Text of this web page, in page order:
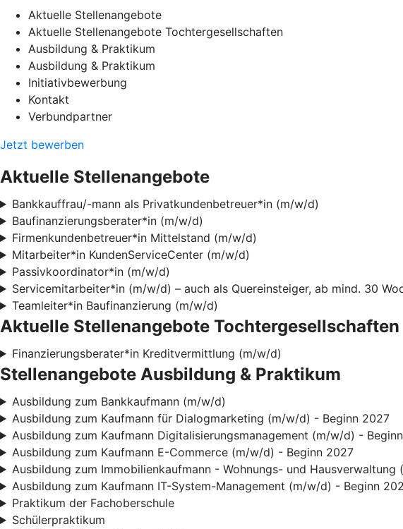
Aktuelle Stellenangebote
Aktuelle Stellenangebote Tochtergesellschaften
Ausbildung & Praktikum
Ausbildung & Praktikum
Initiativbewerbung
Kontakt
Verbundpartner
Jetzt bewerben
Aktuelle Stellenangebote
Bankkauffrau/-mann als Privatkundenbetreuer*in (m/w/d)
Baufinanzierungsberater*in (m/w/d)
Firmenkundenbetreuer*in Mittelstand (m/w/d)
Mitarbeiter*in KundenServiceCenter (m/w/d)
Passivkoordinator*in (m/w/d)
Servicemitarbeiter*in (m/w/d) – auch als Quereinsteiger, ab mind. 30
Teamleiter*in Baufinanzierung (m/w/d)
Aktuelle Stellenangebote Tochtergesellschaften
Finanzierungsberater*in Kreditvermittlung (m/w/d)
Stellenangebote Ausbildung & Praktikum
Ausbildung zum Bankkaufmann (m/w/d)
Ausbildung zum Kaufmann für Dialogmarketing (m/w/d) - Beginn 2027
Ausbildung zum Kaufmann Digitalisierungsmanagement (m/w/d) -
Ausbildung zum Kaufmann E-Commerce (m/w/d) - Beginn 2027
Ausbildung zum Immobilienkaufmann - Wohnungs- und Hausverwaltung
Ausbildung zum Kaufmann IT-System-Management (m/w/d) - Beginn
Praktikum der Fachoberschule
Schülerpraktikum